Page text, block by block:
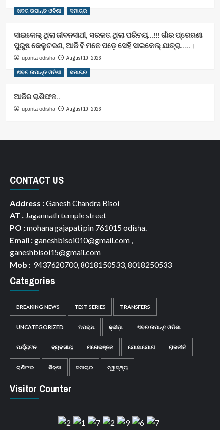
ଖବର ଉପାନ୍ତ ଓଡିଶା ସମାଚାର
ସାଇକେଲ୍ ଥିଲା ଜୀବନସାଥୀ, ସରଳତା ଥିଲା ପରିଚୟ…!!! ଗାଁର ପ୍ରେରଣା
ପୁରୁଷ କେଳୁଚରଣ, ଆଜି ବି ମନେ ପଡ଼େ ସେହି ସାଇକେଲ୍ ଯାତ୍ରା…..।
upanta odisha August 10, 2026
ଖବର ଉପାନ୍ତ ଓଡିଶା ସମାଚାର
ଆଜିର ରାଶିଫଳ..
upanta odisha August 10, 2026
CONTACT US
Address :Ganesh Chandra Bisoi
AT : Jagannath temple street
PO :mohana gajapati pin 761015 odisha.
Email :ganeshbisoi010@gmail.com ,
ganeshbisoi15@gmail.com
Mob : 9437620700, 8018150533, 8018250533
Categories
BREAKING NEWS TEST SERIES TRANSFERS
UNCATEGORIZED ଅପରାଧ କ୍ରୀଡ଼ା ଖବର ଉପାନ୍ତ ଓଡିଶା
ପର୍ଯ୍ୟଟନ ବ୍ୟବସାୟ ମନୋରଞ୍ଜନ ଯୋଗାଯୋଗ ରାଜନୀତି
ରାଶିଫଳ ଶିକ୍ଷା ସମାଚାର ସ୍ୱାସ୍ଥ୍ୟ
Visitor Counter